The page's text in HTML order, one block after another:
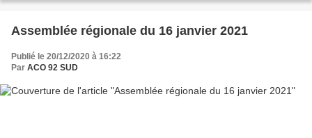
Assemblée régionale du 16 janvier 2021
Publié le 20/12/2020 à 16:22
Par ACO 92 SUD